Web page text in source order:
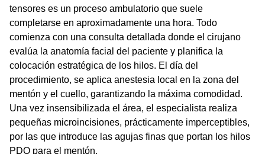
tensores es un proceso ambulatorio que suele
completarse en aproximadamente una hora. Todo
comienza con una consulta detallada donde el cirujano
evalúa la anatomía facial del paciente y planifica la
colocación estratégica de los hilos. El día del
procedimiento, se aplica anestesia local en la zona del
mentón y el cuello, garantizando la máxima comodidad.
Una vez insensibilizada el área, el especialista realiza
pequeñas microincisiones, prácticamente imperceptibles,
por las que introduce las agujas finas que portan los hilos
PDO para el mentón.